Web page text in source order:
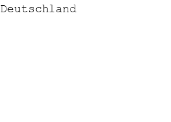
Deutschland